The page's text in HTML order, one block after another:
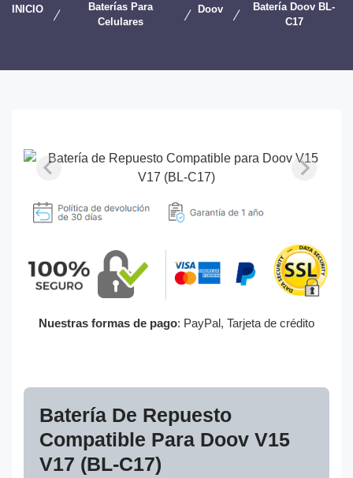
INICIO
Baterías Para
Celulares
Doov
Batería Doov BL-
C17
Nuestras formas de pago: PayPal, Tarjeta de crédito
Batería De Repuesto
Compatible Para Doov V15
V17 (BL-C17)